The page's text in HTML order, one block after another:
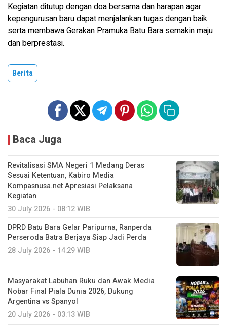
Kegiatan ditutup dengan doa bersama dan harapan agar
kepengurusan baru dapat menjalankan tugas dengan baik
serta membawa Gerakan Pramuka Batu Bara semakin maju
dan berprestasi.
Berita
Baca Juga
Revitalisasi SMA Negeri 1 Medang Deras
Sesuai Ketentuan, Kabiro Media
Kompasnusa.net Apresiasi Pelaksana
Kegiatan
30 July 2026 - 08:12 WIB
DPRD Batu Bara Gelar Paripurna, Ranperda
Perseroda Batra Berjaya Siap Jadi Perda
28 July 2026 - 14:29 WIB
Masyarakat Labuhan Ruku dan Awak Media
Nobar Final Piala Dunia 2026, Dukung
Argentina vs Spanyol
20 July 2026 - 03:13 WIB